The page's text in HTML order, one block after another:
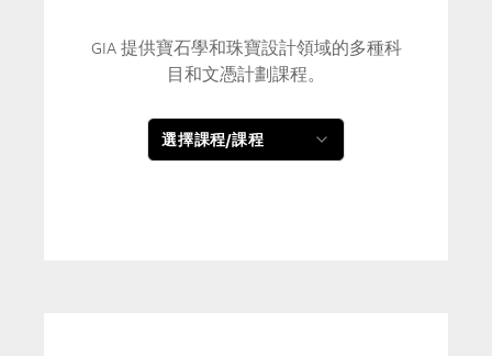
GIA 提供寶石學和珠寶設計領域的多種科
目和文憑計劃課程。
選擇課程/課程